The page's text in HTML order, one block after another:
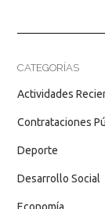
CATEGORÍAS
Actividades
Contrataciones
Deporte
Desarrollo Social
Economía